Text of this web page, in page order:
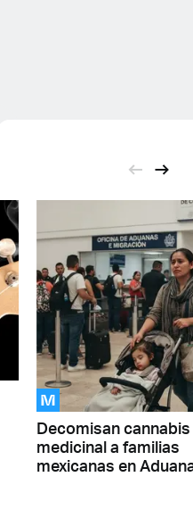
M
Decomisan cannabis
medicinal a familias
mexicanas en